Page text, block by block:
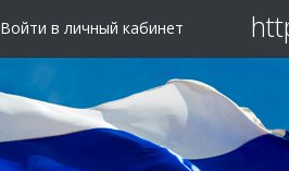
Войти в личный кабинет